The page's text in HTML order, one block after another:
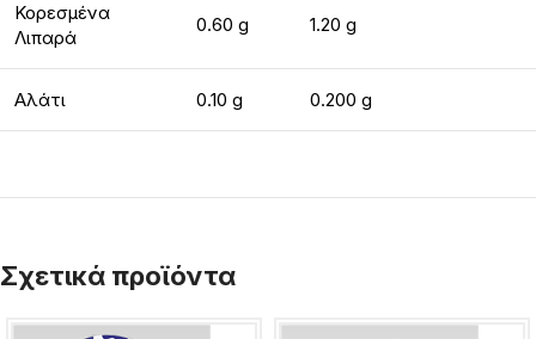
Κορεσμένα
Λιπαρά
0.60 g 1.20 g
Αλάτι 0.10 g 0.200 g
Σχετικά προϊόντα